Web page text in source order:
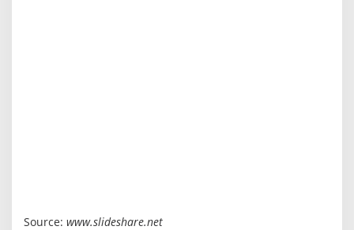
Source: www.slideshare.net